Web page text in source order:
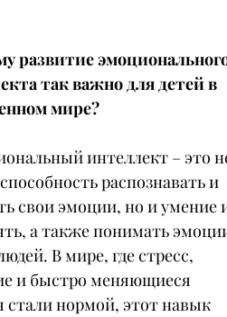
развитие
так важно для детей в
мире?
интеллект – это
распознавать и
свои эмоции, но и умение
а также понимать
В мире, где стресс,
и быстро меняющиеся
стали нормой, этот навык